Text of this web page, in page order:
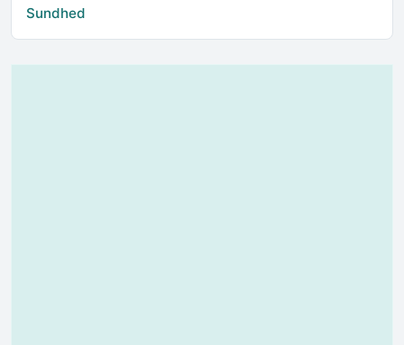
Sundhed